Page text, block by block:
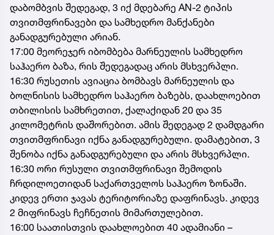
დაბომბვის შედეგად, 3 იქ მდებარე AN-2 ტიპის
თვითმფრინავები და სამხედრო მანქანები
განადგურებული არიან.
17:00 მეორეჯერ იბომბება მარნეულის სამხედრო
საჰაერო ბაზა, რის შედეგადაც არის მსხვერპლი.
16:30 რუსეთის ავიაცია ბომბავს მარნეულის და
ბოლნისის სამხედრო საჰაერო ბაზებს, დაახლოებით
თბილისის სამხრეთით, ქალაქიდან 20 და 35
კილომეტრის დაშორებით. ამის შედეგად 2 დამდგარი
თვითმფრინავი იქნა განადგურებული. დამატებით, 3
შენობა იქნა განადგურებული და არის მსხვერპლი.
16:30 ორი რუსული თვითმფრინავი შემოდის
ჩრდილოეთიდან საქართველოს საჰაერო ზონაში.
კიდევ ერთი ჯავას ტერიტორიაზე დაფრინავს. კიდევ
2 მიფრინავს ჩეჩნეთის მიმართულებით.
16:00 საათისთვის დაახლოებით 40 ადამიანი –